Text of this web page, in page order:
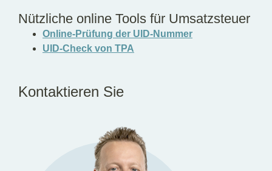
Nützliche online Tools für Umsatzsteuer
Online-Prüfung der UID-Nummer
UID-Check von TPA
Kontaktieren Sie